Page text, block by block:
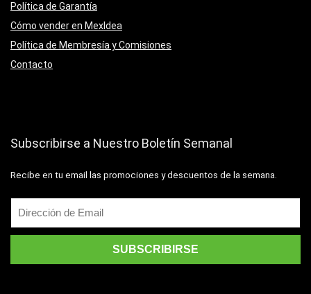
Política de Garantía
Cómo vender en MexIdea
Política de Membresía y Comisiones
Contacto
Subscribirse a Nuestro Boletín Semanal
Recibe en tu email las promociones y descuentos de la semana.